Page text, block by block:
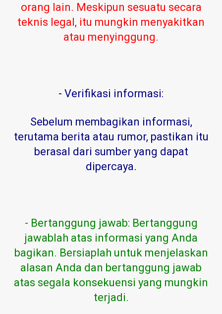
orang lain. Meskipun sesuatu secara
teknis legal, itu mungkin menyakitkan
atau menyinggung.
- Verifikasi informasi:
Sebelum membagikan informasi,
terutama berita atau rumor, pastikan itu
berasal dari sumber yang dapat
dipercaya.
- Bertanggung jawab: Bertanggung
jawablah atas informasi yang Anda
bagikan. Bersiaplah untuk menjelaskan
alasan Anda dan bertanggung jawab
atas segala konsekuensi yang mungkin
terjadi.